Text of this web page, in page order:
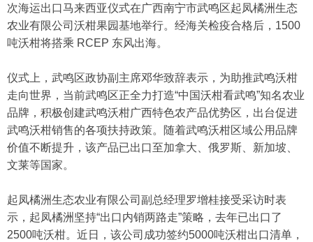
次海运出口马来西亚仪式在广西南宁市武鸣区起凤橘洲生态
农业有限公司沃柑果园基地举行。经海关检疫合格后，1500
吨沃柑将搭乘 RCEP 东风出海。
仪式上，武鸣区政协副主席邓华致辞表示，为助推武鸣沃柑
走向世界，当前武鸣区正全力打造“中国沃柑看武鸣”知名农业
品牌，积极创建武鸣沃柑广西特色农产品优势区，出台促进
武鸣沃柑销售的各项扶持政策。随着武鸣沃柑区域公用品牌
价值不断提升，该产品已出口至加拿大、俄罗斯、新加坡、
文莱等国家。
起凤橘洲生态农业有限公司副总经理罗增桂接受采访时表
示，起凤橘洲坚持“出口内销两路走”策略，去年已出口了
2500吨沃柑。近日，该公司成功签约5000吨沃柑出口清单，